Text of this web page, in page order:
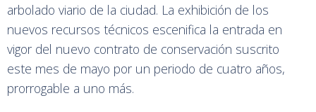
arbolado viario de la ciudad. La exhibición de los
nuevos recursos técnicos escenifica la entrada en
vigor del nuevo contrato de conservación suscrito
este mes de mayo por un periodo de cuatro años,
prorrogable a uno más.